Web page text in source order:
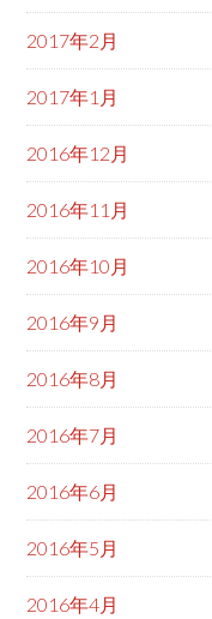
2017年2月
2017年1月
2016年12月
2016年11月
2016年10月
2016年9月
2016年8月
2016年7月
2016年6月
2016年5月
2016年4月